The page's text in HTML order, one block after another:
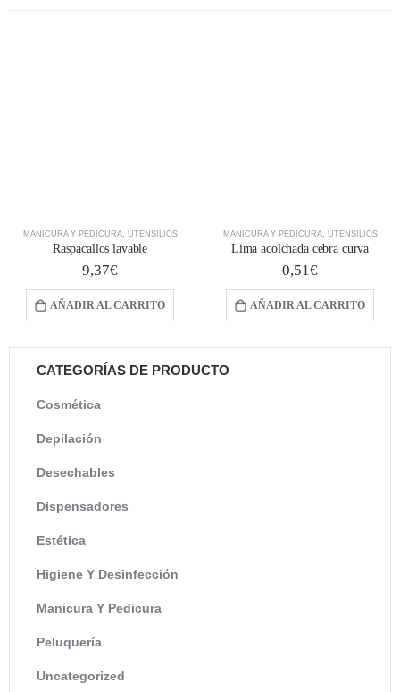
MANICURA Y PEDICURA, UTENSILIOS
Raspacallos lavable
9,37€
AÑADIR AL CARRITO
MANICURA Y PEDICURA, UTENSILIOS
Lima acolchada cebra curva
0,51€
AÑADIR AL CARRITO
CATEGORÍAS DE PRODUCTO
Cosmética
Depilación
Desechables
Dispensadores
Estética
Higiene Y Desinfección
Manicura Y Pedicura
Peluquería
Uncategorized